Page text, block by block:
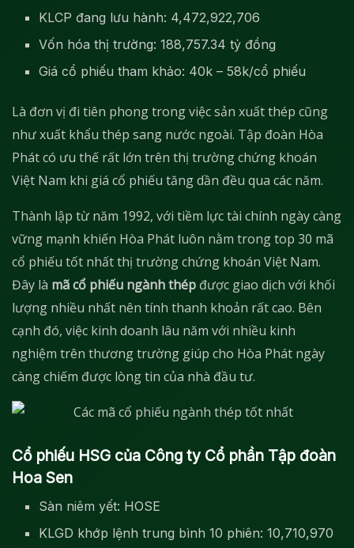
KLCP đang lưu hành: 4,472,922,706
Vốn hóa thị trường: 188,757.34 tỷ đồng
Giá cổ phiếu tham khảo: 40k – 58k/cổ phiếu
Là đơn vị đi tiên phong trong việc sản xuất thép cũng
như xuất khẩu thép sang nước ngoài. Tập đoàn Hòa
Phát có ưu thế rất lớn trên thị trường chứng khoán
Việt Nam khi giá cổ phiếu tăng dần đều qua các năm.
Thành lập từ năm 1992, với tiềm lực tài chính ngày càng
vững mạnh khiến Hòa Phát luôn nằm trong top 30 mã
cổ phiếu tốt nhất thị trường chứng khoán Việt Nam.
Đây là mã cổ phiếu ngành thép được giao dịch với khối
lượng nhiều nhất nên tính thanh khoản rất cao. Bên
cạnh đó, việc kinh doanh lâu năm với nhiều kinh
nghiệm trên thương trường giúp cho Hòa Phát ngày
càng chiếm được lòng tin của nhà đầu tư.
Cổ phiếu HSG của Công ty Cổ phần Tập đoàn
Hoa Sen
Sàn niêm yết: HOSE
KLGD khớp lệnh trung bình 10 phiên: 10,710,970